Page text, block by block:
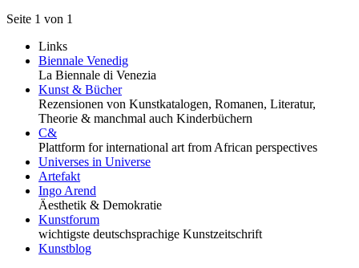
Seite 1 von 1
Links
Biennale Venedig
La Biennale di Venezia
Kunst & Bücher
Rezensionen von Kunstkatalogen, Romanen, Literatur,
Theorie & manchmal auch Kinderbüchern
C&
Plattform for international art from African perspectives
Universes in Universe
Artefakt
Ingo Arend
Äesthetik & Demokratie
Kunstforum
wichtigste deutschsprachige Kunstzeitschrift
Kunstblog